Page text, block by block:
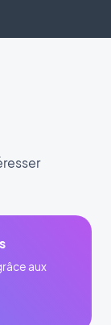
aux